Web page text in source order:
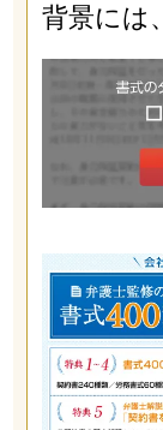
背景には、